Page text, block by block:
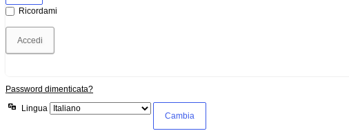
Ricordami
Password dimenticata?
Lingua